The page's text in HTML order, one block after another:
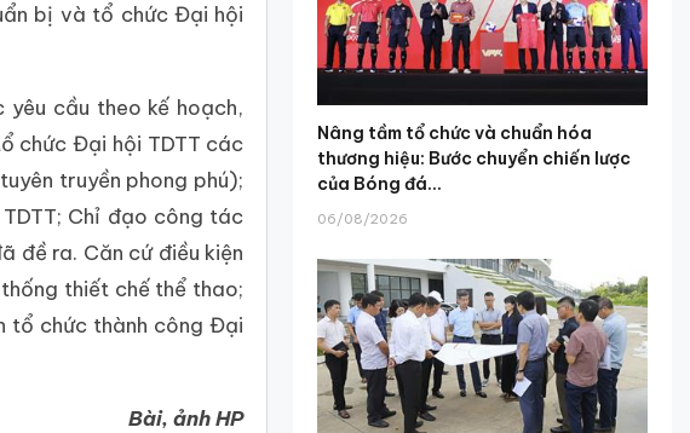
bị và tổ chức Đại hội
cầu theo kế hoạch,
chức Đại hội TDTT các
truyền phong phú);
Chỉ đạo công tác
đề ra. Căn cứ điều kiện
thiết chế thể thao;
tổ chức thành công Đại
Bài, ảnh HP
Nâng tầm tổ chức và chuẩn hóa
thương hiệu: Bước chuyển chiến lược
của Bóng đá...
06/08/2026